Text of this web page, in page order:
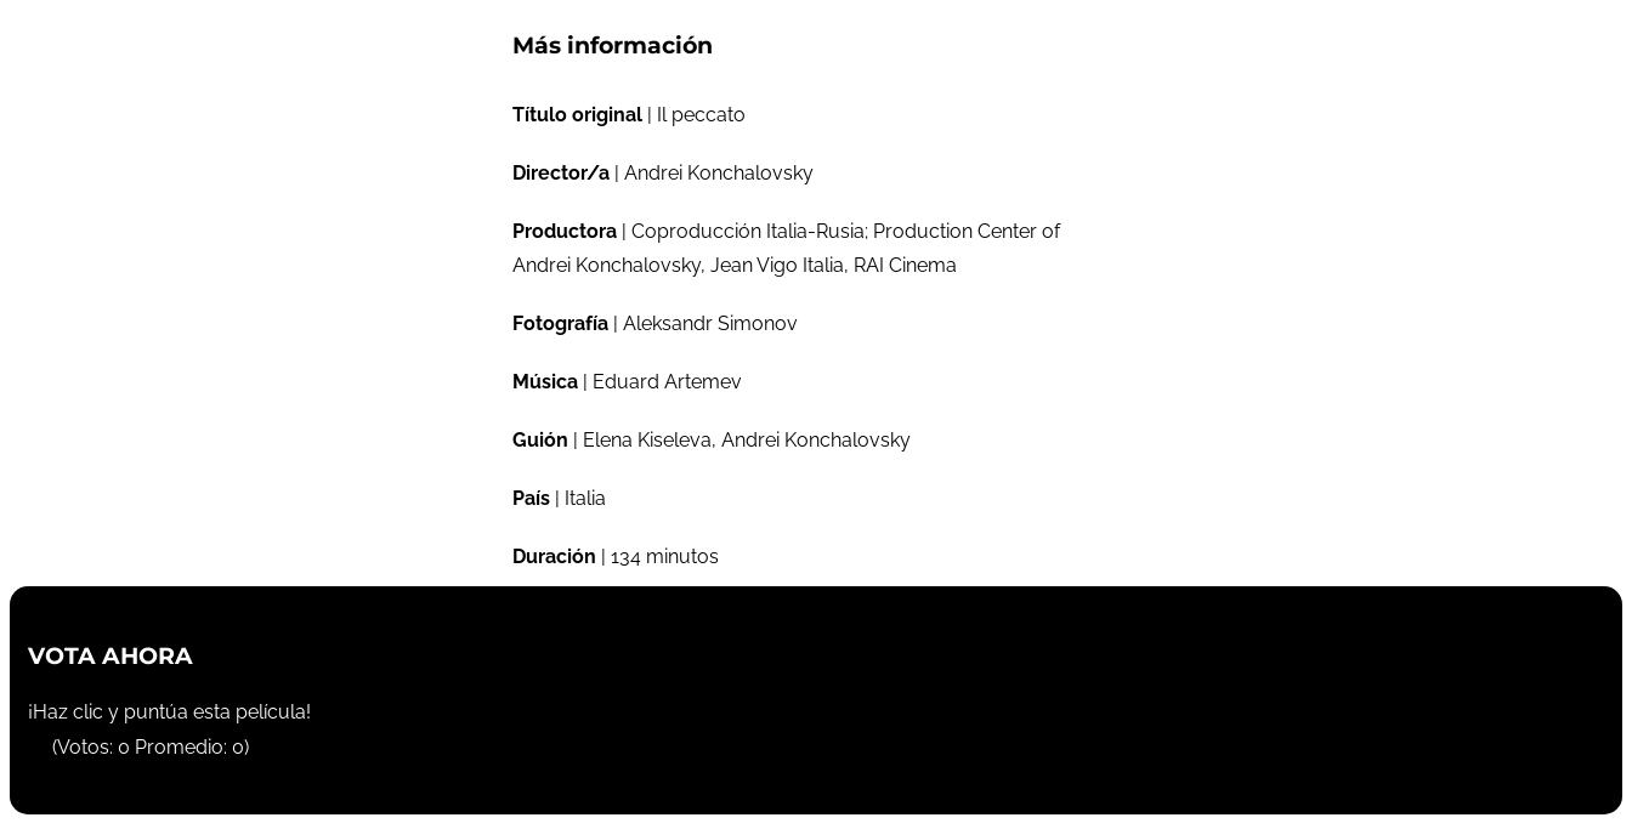
Más información
Título original | Il peccato
Director/a | Andrei Konchalovsky
Productora | Coproducción Italia-Rusia; Production Center of
Andrei Konchalovsky, Jean Vigo Italia, RAI Cinema
Fotografía | Aleksandr Simonov
Música | Eduard Artemev
Guión | Elena Kiseleva, Andrei Konchalovsky
País | Italia
Duración | 134 minutos
VOTA AHORA
¡Haz clic y puntúa esta película!
(Votos: 0 Promedio: 0)